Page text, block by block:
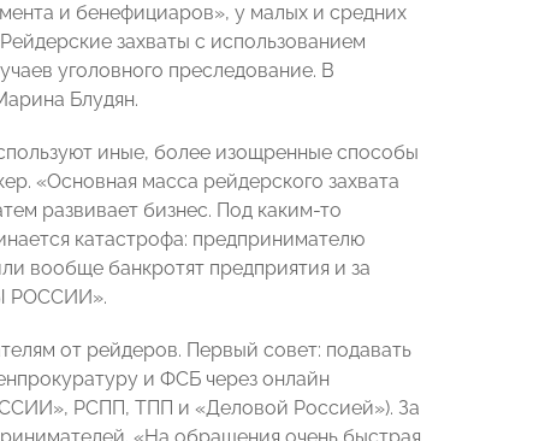
и бенефициаров», у малых и средних
захваты с использованием
уголовного преследование. В
Блудян.
иные, более изощренные способы
«Основная масса рейдерского захвата
развивает бизнес. Под каким-то
катастрофа: предпринимателю
вообще банкротят предприятия и за
РОССИИ».
от рейдеров. Первый совет: подавать
и ФСБ через онлайн
РСПП, ТПП и «Деловой Россией»). За